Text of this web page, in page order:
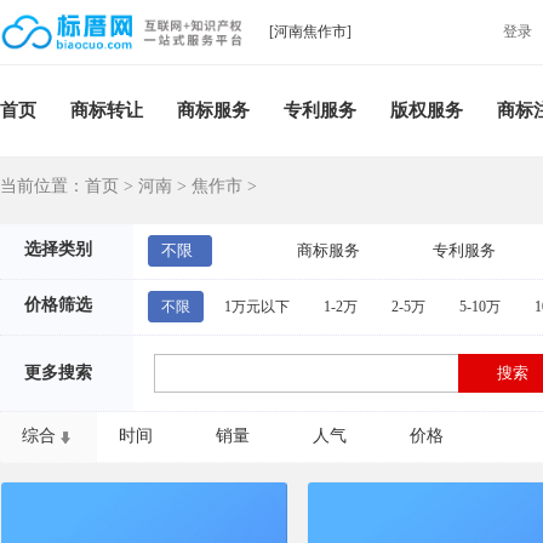
[河南焦作市] 登录
首页 商标转让 商标服务 专利服务 版权服务 商标
当前位置： 首页 > 河南 > 焦作市 >
选择类别 不限 商标服务 专利服务
价格筛选 不限 1万元以下 1-2万 2-5万 5-10万
更多搜索
综合 时间 销量 人气 价格